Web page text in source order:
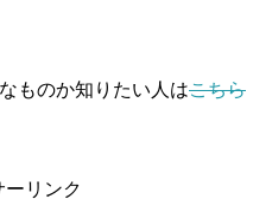
ものか知りたい人はこちら
ーリンク